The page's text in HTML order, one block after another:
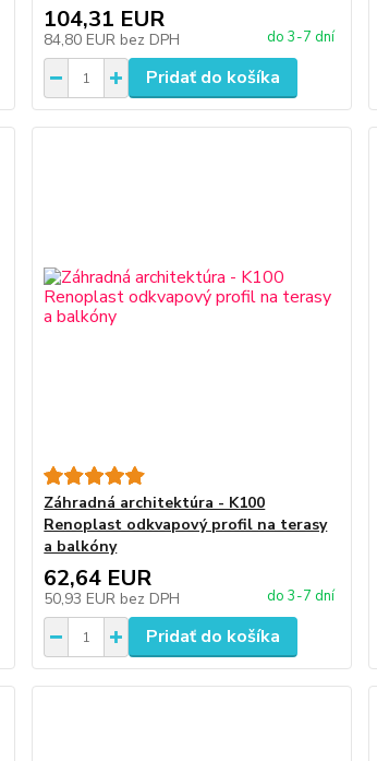
104,31 EUR
84,80 EUR bez DPH do 3-7 dní
Pridať do košíka
Záhradná architektúra - K100
Renoplast odkvapový profil na terasy
a balkóny
62,64 EUR
50,93 EUR bez DPH do 3-7 dní
Pridať do košíka